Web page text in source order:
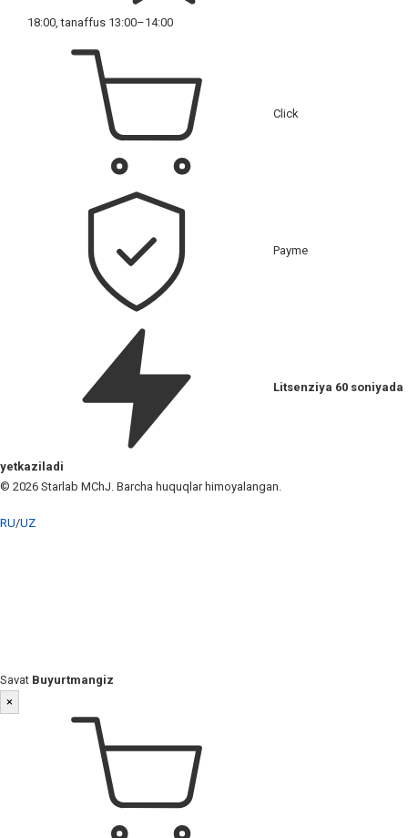
18:00, tanaffus 13:00–14:00
Click
Payme
Litsenziya 60 soniyada
yetkaziladi
© 2026 Starlab MChJ. Barcha huquqlar himoyalangan.
RU/UZ
Savat Buyurtmangiz
×